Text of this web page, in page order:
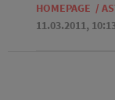
HOMEPAGE /
11.03.2011,